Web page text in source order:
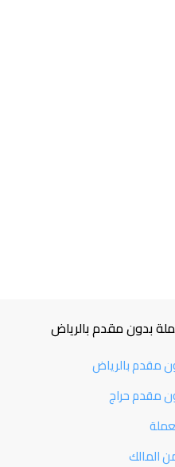
بدون مقدم بالرياض
مقدم بالرياض
مقدم حراج
المالك